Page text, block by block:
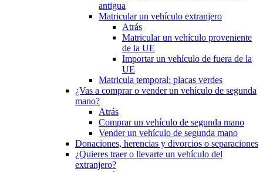
antigua
Matricular un vehículo extranjero
Atrás
Matricular un vehículo proveniente
de la UE
Importar un vehículo de fuera de la
UE
Matricula temporal: placas verdes
¿Vas a comprar o vender un vehículo de segunda
mano?
Atrás
Comprar un vehículo de segunda mano
Vender un vehículo de segunda mano
Donaciones, herencias y divorcios o separaciones
¿Quieres traer o llevarte un vehículo del
extranjero?